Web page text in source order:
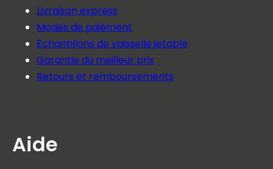
Livraison express
Modes de paiement
Échantillons de vaisselle jetable
Garantie du meilleur prix
Retours et remboursements
Aide